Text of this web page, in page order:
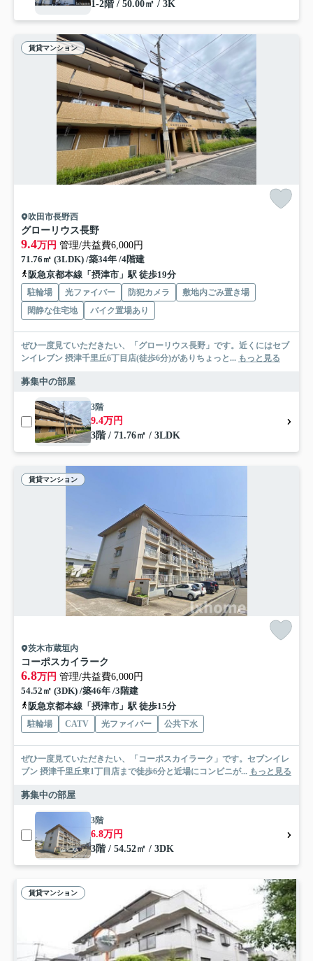
1-2階 / 50.00㎡ / 3K
賃貸マンション
吹田市長野西
グローリウス長野
9.4万円 管理/共益費6,000円
71.76㎡ (3LDK) /築34年 /4階建
阪急京都本線「摂津市」駅 徒歩19分
駐輪場 光ファイバー 防犯カメラ
敷地内ごみ置き場
閑静な住宅地
バイク置場あり
ぜひ一度見ていただきたい、「グローリウス長野」です。近くにはセブ
ンイレブン 摂津千里丘6丁目店(徒歩6分)がありちょっと... もっと見る
募集中の部屋
3階
9.4万円
3階 / 71.76㎡ / 3LDK
賃貸マンション
茨木市蔵垣内
コーポスカイラーク
6.8万円 管理/共益費6,000円
54.52㎡ (3DK) /築46年 /3階建
阪急京都本線「摂津市」駅 徒歩15分
駐輪場 CATV 光ファイバー 公共下水
ぜひ一度見ていただきたい、「コーポスカイラーク」です。セブンイレ
ブン 摂津千里丘東1丁目店まで徒歩6分と近場にコンビニが... もっと見る
募集中の部屋
3階
6.8万円
3階 / 54.52㎡ / 3DK
賃貸マンション